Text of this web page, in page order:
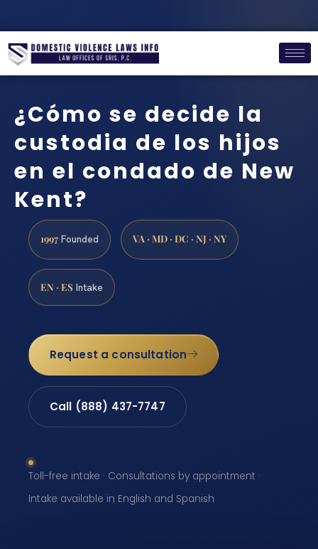
¿Cómo se decide la
custodia de los hijos
en el condado de New
Kent?
1997 Founded VA · MD · DC · NJ · NY
EN · ES Intake
Request a consultation
Call (888) 437-7747
Toll-free intake · Consultations by appointment ·
Intake available in English and Spanish